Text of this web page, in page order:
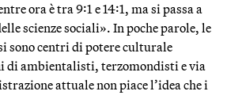
ora è tra 9:1 e 14:1, ma si passa a
scienze sociali». In poche parole, le
sono centri di potere culturale
di ambientalisti, terzomondisti e via
attuale non piace l’idea che i